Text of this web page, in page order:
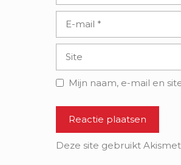
mail
Mijn naam, e-mail en
Deze site gebruikt